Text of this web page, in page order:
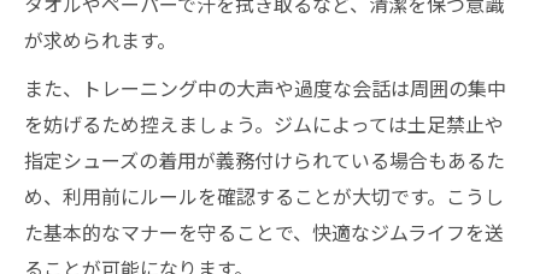
が求められます。
また、トレーニング中の大声や過度な会話は周囲の集中
を妨げるため控えましょう。ジムによっては土足禁止や
指定シューズの着用が義務付けられている場合もあるた
め、利用前にルールを確認することが大切です。こうし
た基本的なマナーを守ることで、快適なジムライフを送
ることが可能になります。